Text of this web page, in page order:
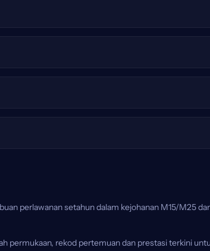
perlawanan setahun dalam kejohanan M15/M25
permukaan, rekod pertemuan dan prestasi terkini